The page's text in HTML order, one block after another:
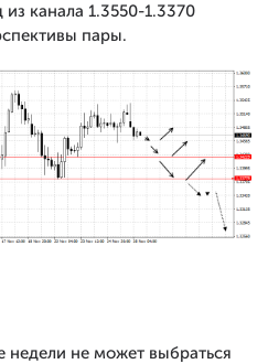
канала 1.3550-1.3370
пары.
недели не может выбраться